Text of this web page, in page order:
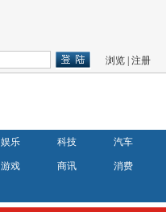
浏览 |注册
娱乐 科技 汽车
游戏 商讯 消费